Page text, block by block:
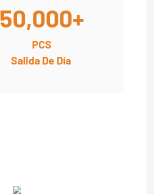
50,000+
PCS
Salida De Día